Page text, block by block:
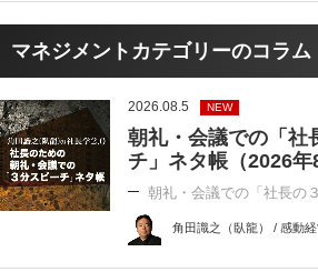
マネジメントカテゴリーのコラム
2026.08.5 NEW
朝礼・会議での「社
チ」ネタ帳（2026年
朝礼・会議での「社長の
角田識之（臥龍） / 感動